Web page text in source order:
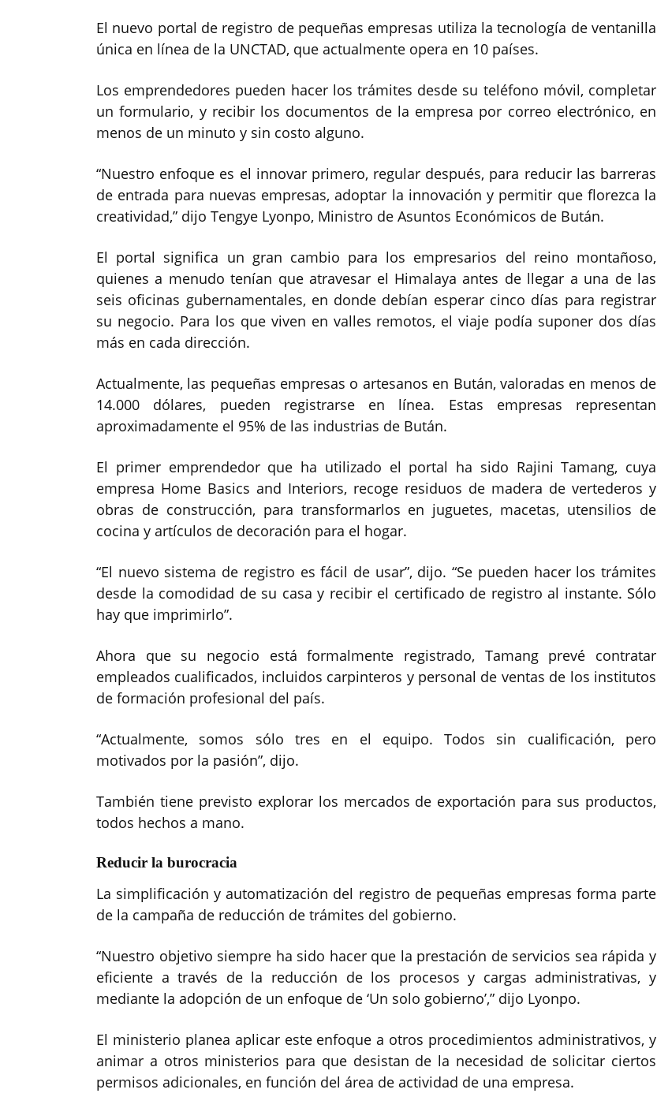
El nuevo portal de registro de pequeñas empresas utiliza la tecnología de ventanilla
única en línea de la UNCTAD, que actualmente opera en 10 países.
Los emprendedores pueden hacer los trámites desde su teléfono móvil, completar
un formulario, y recibir los documentos de la empresa por correo electrónico, en
menos de un minuto y sin costo alguno.
“Nuestro enfoque es el innovar primero, regular después, para reducir las barreras
de entrada para nuevas empresas, adoptar la innovación y permitir que florezca la
creatividad,” dijo Tengye Lyonpo, Ministro de Asuntos Económicos de Bután.
El portal significa un gran cambio para los empresarios del reino montañoso,
quienes a menudo tenían que atravesar el Himalaya antes de llegar a una de las
seis oficinas gubernamentales, en donde debían esperar cinco días para registrar
su negocio. Para los que viven en valles remotos, el viaje podía suponer dos días
más en cada dirección.
Actualmente, las pequeñas empresas o artesanos en Bután, valoradas en menos de
14.000 dólares, pueden registrarse en línea. Estas empresas representan
aproximadamente el 95% de las industrias de Bután.
El primer emprendedor que ha utilizado el portal ha sido Rajini Tamang, cuya
empresa Home Basics and Interiors, recoge residuos de madera de vertederos y
obras de construcción, para transformarlos en juguetes, macetas, utensilios de
cocina y artículos de decoración para el hogar.
“El nuevo sistema de registro es fácil de usar”, dijo. “Se pueden hacer los trámites
desde la comodidad de su casa y recibir el certificado de registro al instante. Sólo
hay que imprimirlo”.
Ahora que su negocio está formalmente registrado, Tamang prevé contratar
empleados cualificados, incluidos carpinteros y personal de ventas de los institutos
de formación profesional del país.
“Actualmente, somos sólo tres en el equipo. Todos sin cualificación, pero
motivados por la pasión”, dijo.
También tiene previsto explorar los mercados de exportación para sus productos,
todos hechos a mano.
Reducir la burocracia
La simplificación y automatización del registro de pequeñas empresas forma parte
de la campaña de reducción de trámites del gobierno.
“Nuestro objetivo siempre ha sido hacer que la prestación de servicios sea rápida y
eficiente a través de la reducción de los procesos y cargas administrativas, y
mediante la adopción de un enfoque de ‘Un solo gobierno’,” dijo Lyonpo.
El ministerio planea aplicar este enfoque a otros procedimientos administrativos, y
animar a otros ministerios para que desistan de la necesidad de solicitar ciertos
permisos adicionales, en función del área de actividad de una empresa.